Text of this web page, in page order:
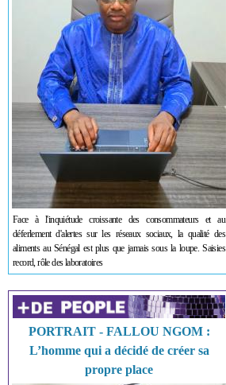
Face à l'inquiétude croissante des consommateurs et au
déferlement d'alertes sur les réseaux sociaux, la qualité des
aliments au Sénégal est plus que jamais sous la loupe. Saisies
record, rôle des laboratoires
PORTRAIT - FALLOU NGOM :
L’homme qui a décidé de créer sa
propre place